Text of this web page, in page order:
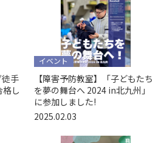
徒手
し
イベント
【障害予防教室】「子どもたち
を夢の舞台へ 2024 in北九州」
に参加しました!
2025.02.03